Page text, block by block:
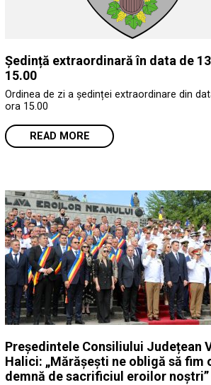
Ședință extraordinară în data de
15.00
Ordinea de zi a ședinței extraordinare din
ora 15.00
READ MORE
Președintele Consiliului Județean
Halici: „Mărășești ne obligă să fim
demnă de sacrificiul eroilor noștri”